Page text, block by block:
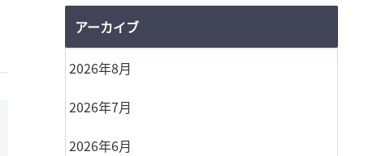
アーカイブ
2026年8月
2026年7月
2026年6月